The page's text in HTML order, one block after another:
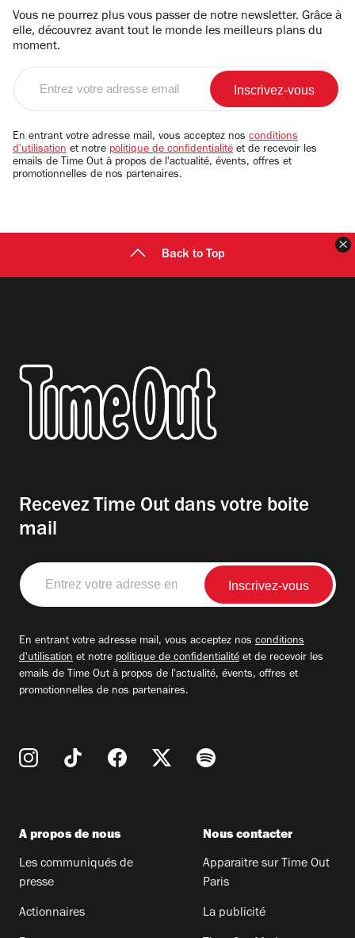
Vous ne pourrez plus vous passer de notre newsletter. Grâce à
elle, découvrez avant tout le monde les meilleurs plans du
moment.
email
En entrant votre adresse mail, vous acceptez nos conditions
d'utilisation et notre politique de confidentialité et de recevoir les
emails de Time Out à propos de l'actualité, évents, offres et
promotionnelles de nos partenaires.
Back to Top
Recevez Time Out dans votre boite
mail
Entrez
votre
adresse
En entrant votre adresse mail, vous acceptez nos conditions
d'utilisation et notre politique de confidentialité et de recevoir les
emails de Time Out à propos de l'actualité, évents, offres et
promotionnelles de nos partenaires.
A propos de nous
Les communiqués de
presse
Actionnaires
Nous contacter
Apparaitre sur Time Out
Paris
La publicité